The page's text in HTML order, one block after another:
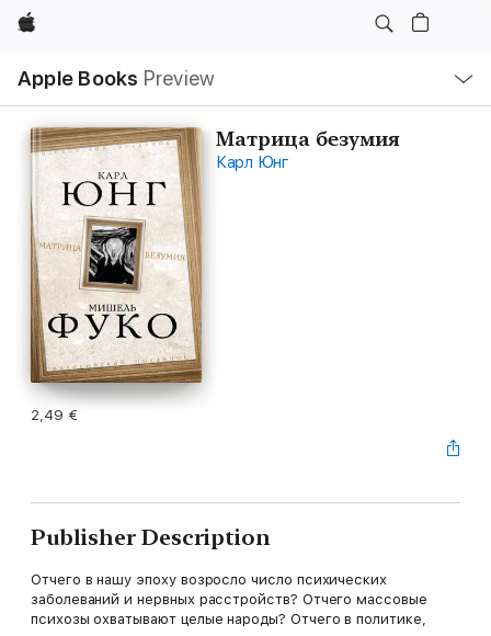
Apple
Apple Books Preview
Nav
Open
Menu
Матрица безумия
Карл Юнг
2,49 €
Publisher Description
Отчего в нашу эпоху возросло число психических
заболеваний и нервных расстройств? Отчего массовые
психозы охватывают целые народы? Отчего в политике,